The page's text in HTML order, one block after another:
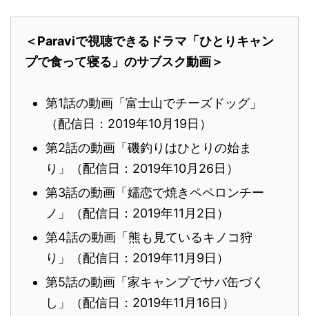
＜Paraviで視聴できるドラマ「ひとりキャン
プで食って寝る」のサブスク動画＞
第1話の動画「富士山でチーズドッグ」
（配信日：2019年10月19日）
第2話の動画「磯釣りはひとりの始ま
り」（配信日：2019年10月26日）
第3話の動画「嬬恋で焼きペペロンチー
ノ」（配信日：2019年11月2日）
第4話の動画「熊も見ているキノコ狩
り」（配信日：2019年11月9日）
第5話の動画「家キャンプでサバ缶づく
し」（配信日：2019年11月16日）